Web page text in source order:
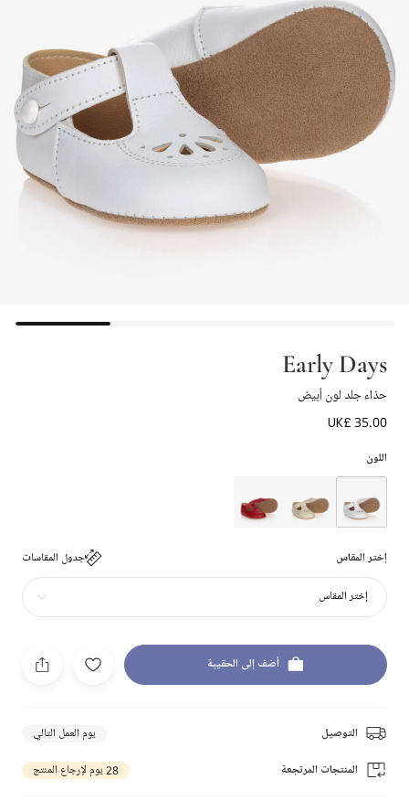
Early Days
حذاء جلد لون أبيض
UK£ 35.00
اللون
إختر المقاس جدول المقاسات
إختر المقاس
أضف إلى الحقيبة
التوصيل يوم العمل التالي
المنتجات المرتجعة 28 يوم لإرجاع المنتج